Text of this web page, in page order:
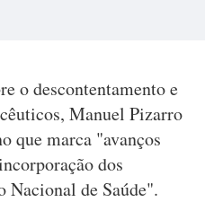
o descontentamento e
Manuel Pizarro
que marca "avanços
dos
Nacional de Saúde".